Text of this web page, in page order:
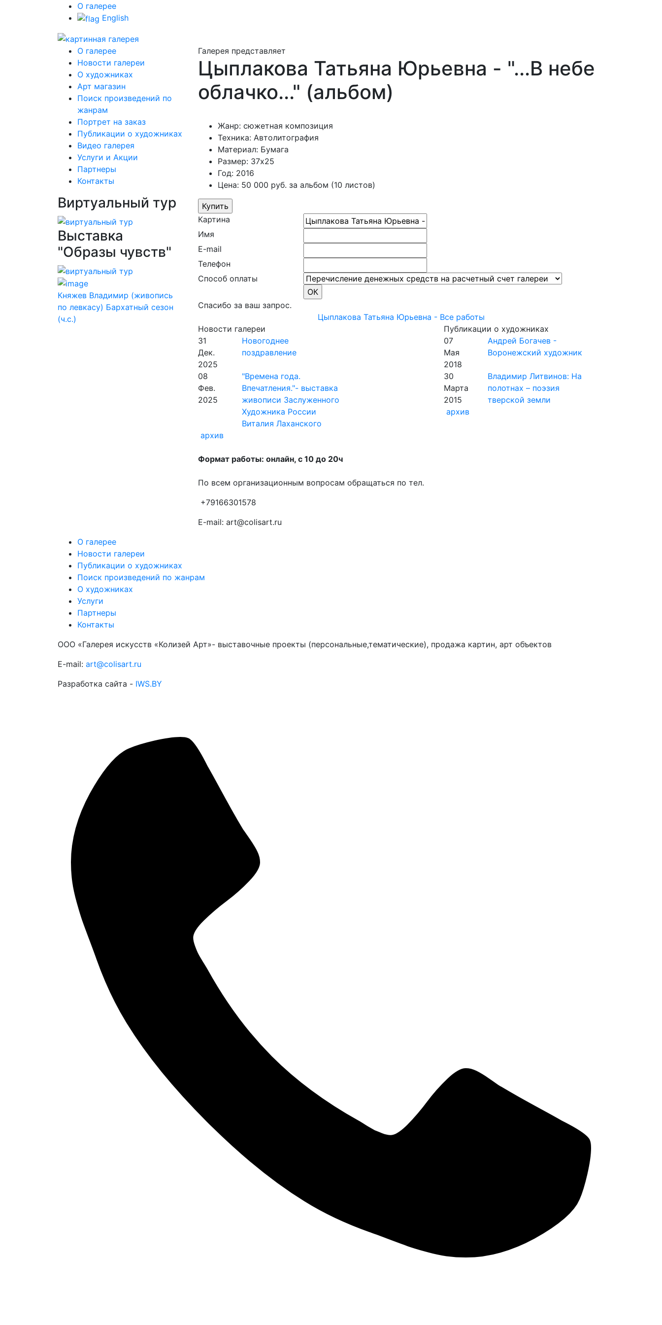
О галерее
English
О галерее
Новости галереи
О художниках
Арт магазин
Поиск произведений по
жанрам
Портрет на заказ
Публикации о художниках
Видео галерея
Услуги и Акции
Партнеры
Контакты
Виртуальный тур
Выставка
"Образы чувств"
Княжев Владимир (живопись
по левкасу) Бархатный сезон
(ч.с.)
Галерея представляет
Цыплакова Татьяна Юрьевна - "...В небе
облачко..." (альбом)
Жанр: сюжетная композиция
Техника: Автолитография
Материал: Бумага
Размер: 37х25
Год: 2016
Цена: 50 000 руб. за альбом (10 листов)
Картина
Имя
E-mail
Телефон
Способ оплаты
Спасибо за ваш запрос.
Цыплакова Татьяна Юрьевна - Все работы
Новости галереи
31
Дек.
2025
Новогоднее
поздравление
08
Фев.
2025
"Времена года.
Впечатления."- выставка
живописи Заслуженного
Художника России
Виталия Лаханского
архив
Публикации о художниках
07
Мая
2018
Андрей Богачев -
Воронежский художник
30
Марта
2015
Владимир Литвинов: На
полотнах – поэзия
тверской земли
архив
Формат работы: онлайн, с 10 до 20ч
По всем организационным вопросам обращаться по тел.
+79166301578
E-mail: art@colisart.ru
О галерее
Новости галереи
Публикации о художниках
Поиск произведений по жанрам
О художниках
Услуги
Партнеры
Контакты
ООО «Галерея искусств «Колизей Арт»- выставочные проекты (персональные,тематические), продажа картин, арт объектов
E-mail: art@colisart.ru
Разработка сайта - IWS.BY